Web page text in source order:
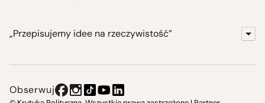
„Przepisujemy idee na rzeczywistość”
Instytut Krytyki Politycznej
Obserwuj